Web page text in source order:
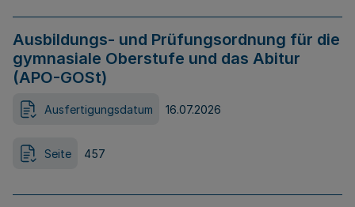
Ausbildungs- und Prüfungsordnung für die
gymnasiale Oberstufe und das Abitur
(APO-GOSt)
Ausfertigungsdatum 16.07.2026
Seite 457